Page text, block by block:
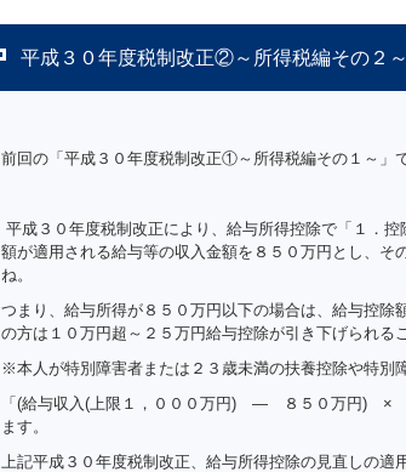
平成３０年度税制改正②～所得税編その２～
前回の「平成３０年度税制改正①～所得税編その１～」
平成３０年度税制改正により、給与所得控除で「１．
額が適用される給与等の収入金額を８５０万円とし、
ね。
つまり、給与所得が８５０万円以下の場合は、給与控
の方は１０万円超～２５万円給与控除が引き下げられる
※本人が特別障害者または２３歳未満の扶養控除や特別
「(給与収入(上限１，０００万円) ― ８５０万円) ×
ます。
上記平成３０年度税制改正、給与所得控除の見直しの適